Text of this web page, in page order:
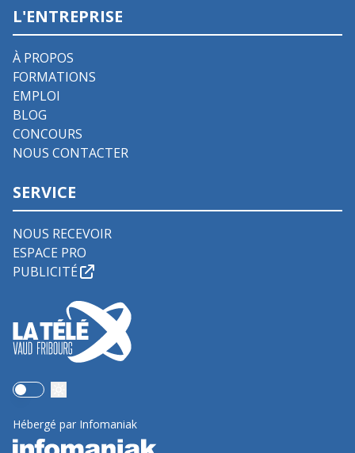
L'ENTREPRISE
À PROPOS
FORMATIONS
EMPLOI
BLOG
CONCOURS
NOUS CONTACTER
SERVICE
NOUS RECEVOIR
ESPACE PRO
PUBLICITÉ
Use setting
Hébergé par Infomaniak